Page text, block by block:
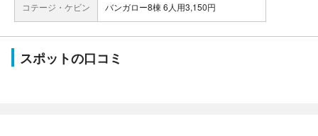
コテージ・ケビン バンガロー8棟 6人用3,150円
スポットの口コミ